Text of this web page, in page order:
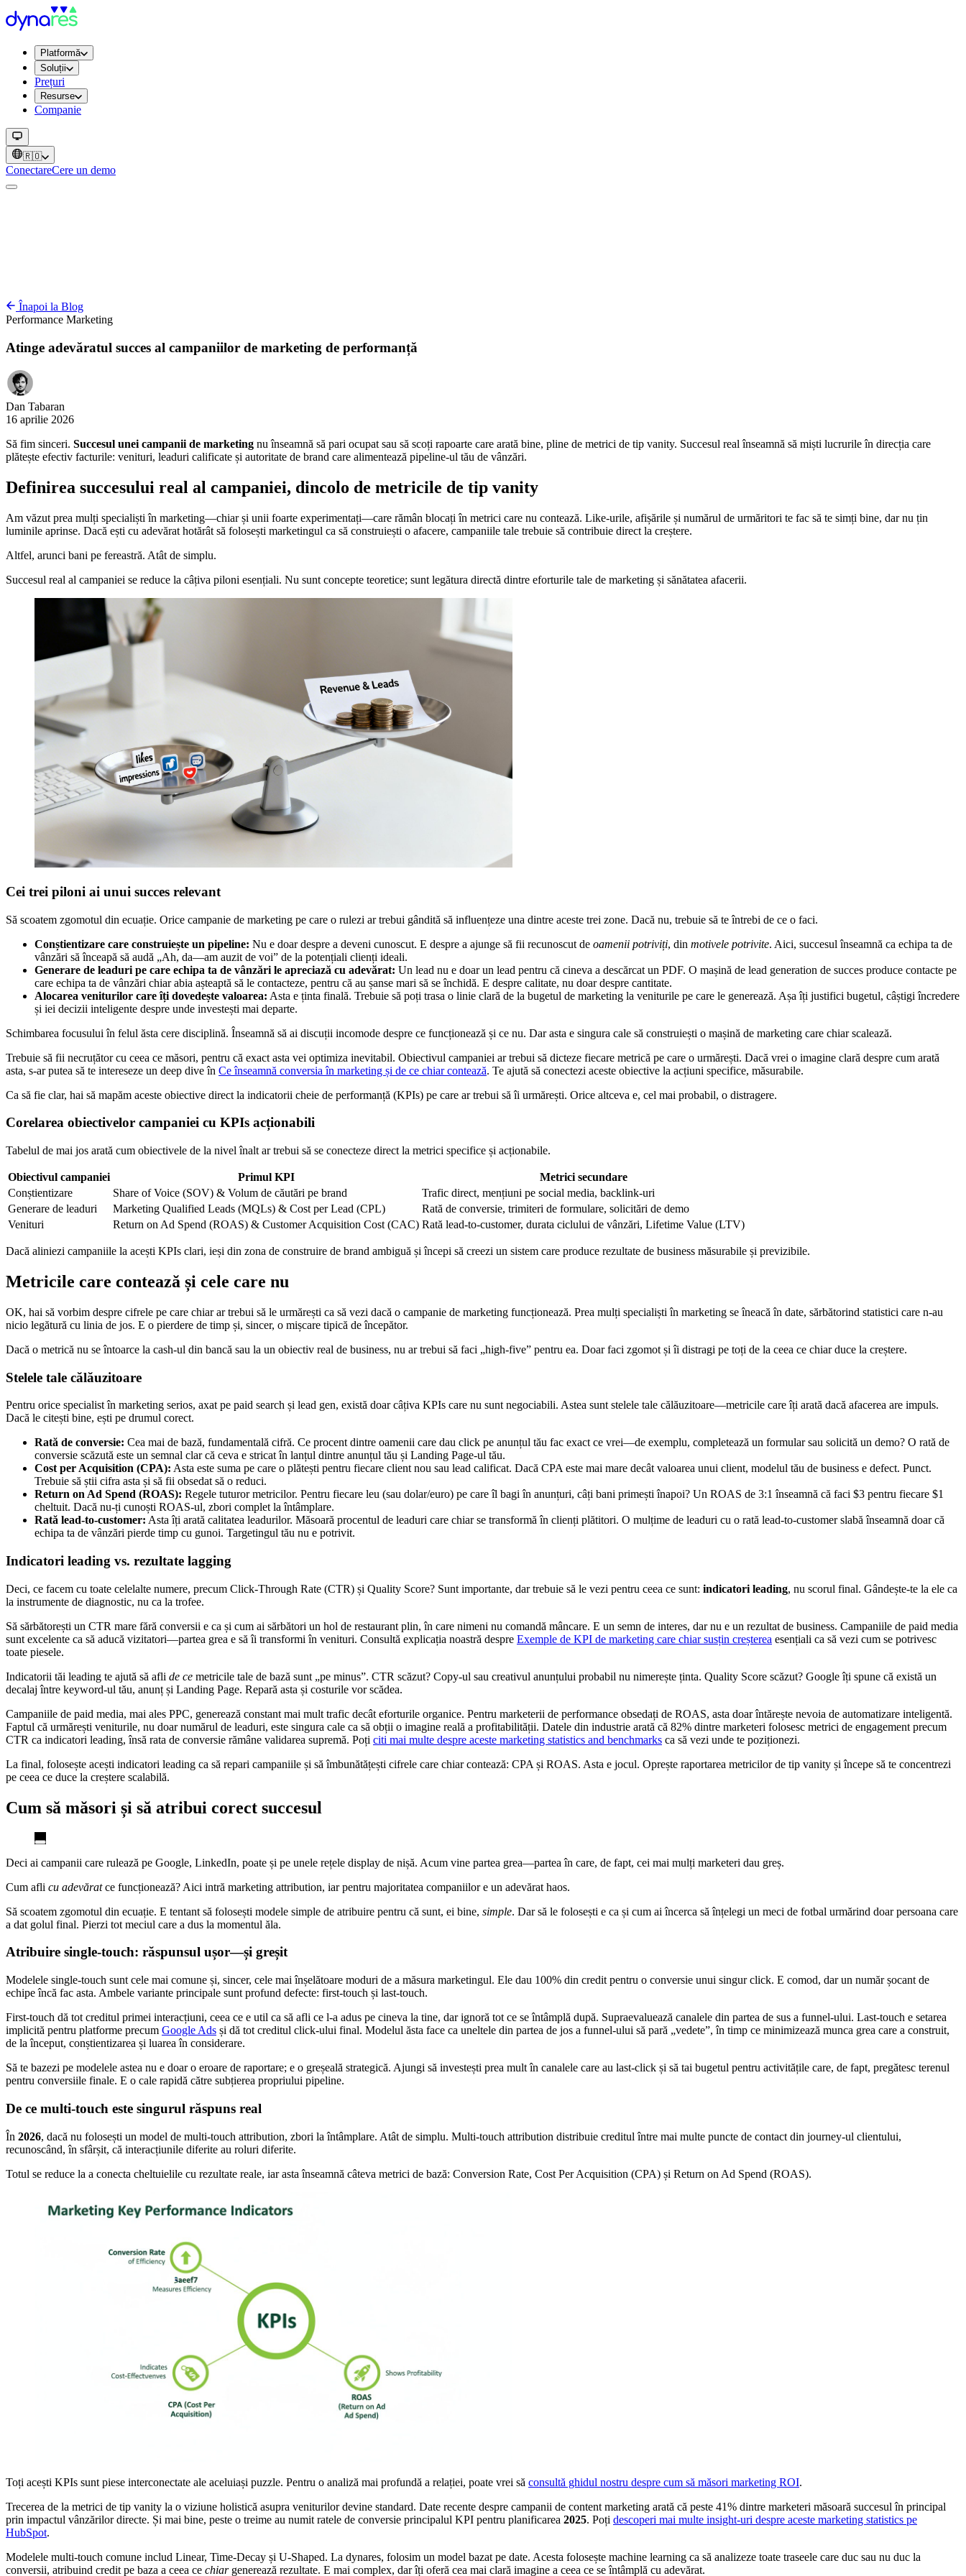
Platformă
Soluții
Prețuri
Resurse
Companie
🇷🇴
ConectareCere un demo
Înapoi la Blog
Performance Marketing
Atinge adevăratul succes al campaniilor de marketing de performanță
Dan Tabaran
16 aprilie 2026
Să fim sinceri. Succesul unei campanii de marketing nu înseamnă să pari ocupat sau să scoți rapoarte care arată bine, pline de metrici de tip vanity. Succesul real înseamnă să miști lucrurile în direcția care
plătește efectiv facturile: venituri, leaduri calificate și autoritate de brand care alimentează pipeline-ul tău de vânzări.
Definirea succesului real al campaniei, dincolo de metricile de tip vanity
Am văzut prea mulți specialiști în marketing—chiar și unii foarte experimentați—care rămân blocați în metrici care nu contează. Like-urile, afișările și numărul de urmăritori te fac să te simți bine, dar nu țin
luminile aprinse. Dacă ești cu adevărat hotărât să folosești marketingul ca să construiești o afacere, campaniile tale trebuie să contribuie direct la creștere.
Altfel, arunci bani pe fereastră. Atât de simplu.
Succesul real al campaniei se reduce la câțiva piloni esențiali. Nu sunt concepte teoretice; sunt legătura directă dintre eforturile tale de marketing și sănătatea afacerii.
Cei trei piloni ai unui succes relevant
Să scoatem zgomotul din ecuație. Orice campanie de marketing pe care o rulezi ar trebui gândită să influențeze una dintre aceste trei zone. Dacă nu, trebuie să te întrebi de ce o faci.
Conștientizare care construiește un pipeline: Nu e doar despre a deveni cunoscut. E despre a ajunge să fii recunoscut de oamenii potriviți, din motivele potrivite. Aici, succesul înseamnă ca echipa ta de
vânzări să înceapă să audă „Ah, da—am auzit de voi” de la potențiali clienți ideali.
Generare de leaduri pe care echipa ta de vânzări le apreciază cu adevărat: Un lead nu e doar un lead pentru că cineva a descărcat un PDF. O mașină de lead generation de succes produce contacte pe
care echipa ta de vânzări chiar abia așteaptă să le contacteze, pentru că au șanse mari să se închidă. E despre calitate, nu doar despre cantitate.
Alocarea veniturilor care îți dovedește valoarea: Asta e ținta finală. Trebuie să poți trasa o linie clară de la bugetul de marketing la veniturile pe care le generează. Așa îți justifici bugetul, câștigi încredere
și iei decizii inteligente despre unde investești mai departe.
Schimbarea focusului în felul ăsta cere disciplină. Înseamnă să ai discuții incomode despre ce funcționează și ce nu. Dar asta e singura cale să construiești o mașină de marketing care chiar scalează.
Trebuie să fii necruțător cu ceea ce măsori, pentru că exact asta vei optimiza inevitabil. Obiectivul campaniei ar trebui să dicteze fiecare metrică pe care o urmărești. Dacă vrei o imagine clară despre cum arată
asta, s-ar putea să te intereseze un deep dive în Ce înseamnă conversia în marketing și de ce chiar contează. Te ajută să conectezi aceste obiective la acțiuni specifice, măsurabile.
Ca să fie clar, hai să mapăm aceste obiective direct la indicatorii cheie de performanță (KPIs) pe care ar trebui să îi urmărești. Orice altceva e, cel mai probabil, o distragere.
Corelarea obiectivelor campaniei cu KPIs acționabili
Tabelul de mai jos arată cum obiectivele de la nivel înalt ar trebui să se conecteze direct la metrici specifice și acționabile.
Obiectivul campaniei Primul KPI
Metrici secundare
Conștientizare
Share of Voice (SOV) & Volum de căutări pe brand
Trafic direct, mențiuni pe social media, backlink-uri
Generare de leaduri
Marketing Qualified Leads (MQLs) & Cost per Lead (CPL)
Rată de conversie, trimiteri de formulare, solicitări de demo
Venituri
Return on Ad Spend (ROAS) & Customer Acquisition Cost (CAC) Rată lead-to-customer, durata ciclului de vânzări, Lifetime Value (LTV)
Dacă aliniezi campaniile la acești KPIs clari, ieși din zona de construire de brand ambiguă și începi să creezi un sistem care produce rezultate de business măsurabile și previzibile.
Metricile care contează și cele care nu
OK, hai să vorbim despre cifrele pe care chiar ar trebui să le urmărești ca să vezi dacă o campanie de marketing funcționează. Prea mulți specialiști în marketing se îneacă în date, sărbătorind statistici care n-au
nicio legătură cu linia de jos. E o pierdere de timp și, sincer, o mișcare tipică de începător.
Dacă o metrică nu se întoarce la cash-ul din bancă sau la un obiectiv real de business, nu ar trebui să faci „high-five” pentru ea. Doar faci zgomot și îi distragi pe toți de la ceea ce chiar duce la creștere.
Stelele tale călăuzitoare
Pentru orice specialist în marketing serios, axat pe paid search și lead gen, există doar câțiva KPIs care nu sunt negociabili. Astea sunt stelele tale călăuzitoare—metricile care îți arată dacă afacerea are impuls.
Dacă le citești bine, ești pe drumul corect.
Rată de conversie: Cea mai de bază, fundamentală cifră. Ce procent dintre oamenii care dau click pe anunțul tău fac exact ce vrei—de exemplu, completează un formular sau solicită un demo? O rată de
conversie scăzută este un semnal clar că ceva e stricat în lanțul dintre anunțul tău și Landing Page-ul tău.
Cost per Acquisition (CPA): Asta este suma pe care o plătești pentru fiecare client nou sau lead calificat. Dacă CPA este mai mare decât valoarea unui client, modelul tău de business e defect. Punct.
Trebuie să știi cifra asta și să fii obsedat să o reduci.
Return on Ad Spend (ROAS): Regele tuturor metricilor. Pentru fiecare leu (sau dolar/euro) pe care îl bagi în anunțuri, câți bani primești înapoi? Un ROAS de 3:1 înseamnă că faci $3 pentru fiecare $1
cheltuit. Dacă nu-ți cunoști ROAS-ul, zbori complet la întâmplare.
Rată lead-to-customer: Asta îți arată calitatea leadurilor. Măsoară procentul de leaduri care chiar se transformă în clienți plătitori. O mulțime de leaduri cu o rată lead-to-customer slabă înseamnă doar că
echipa ta de vânzări pierde timp cu gunoi. Targetingul tău nu e potrivit.
Indicatori leading vs. rezultate lagging
Deci, ce facem cu toate celelalte numere, precum Click-Through Rate (CTR) și Quality Score? Sunt importante, dar trebuie să le vezi pentru ceea ce sunt: indicatori leading, nu scorul final. Gândește-te la ele ca
la instrumente de diagnostic, nu ca la trofee.
Să sărbătorești un CTR mare fără conversii e ca și cum ai sărbători un hol de restaurant plin, în care nimeni nu comandă mâncare. E un semn de interes, dar nu e un rezultat de business. Campaniile de paid media
sunt excelente ca să aducă vizitatori—partea grea e să îi transformi în venituri. Consultă explicația noastră despre Exemple de KPI de marketing care chiar susțin creșterea esențiali ca să vezi cum se potrivesc
toate piesele.
Indicatorii tăi leading te ajută să afli de ce metricile tale de bază sunt „pe minus”. CTR scăzut? Copy-ul sau creativul anunțului probabil nu nimerește ținta. Quality Score scăzut? Google îți spune că există un
decalaj între keyword-ul tău, anunț și Landing Page. Repară asta și costurile vor scădea.
Campaniile de paid media, mai ales PPC, generează constant mai mult trafic decât eforturile organice. Pentru marketerii de performance obsedați de ROAS, asta doar întărește nevoia de automatizare inteligentă.
Faptul că urmărești veniturile, nu doar numărul de leaduri, este singura cale ca să obții o imagine reală a profitabilității. Datele din industrie arată că 82% dintre marketeri folosesc metrici de engagement precum
CTR ca indicatori leading, însă rata de conversie rămâne validarea supremă. Poți citi mai multe despre aceste marketing statistics and benchmarks ca să vezi unde te poziționezi.
La final, folosește acești indicatori leading ca să repari campaniile și să îmbunătățești cifrele care chiar contează: CPA și ROAS. Asta e jocul. Oprește raportarea metricilor de tip vanity și începe să te concentrezi
pe ceea ce duce la creștere scalabilă.
Cum să măsori și să atribui corect succesul
Deci ai campanii care rulează pe Google, LinkedIn, poate și pe unele rețele display de nișă. Acum vine partea grea—partea în care, de fapt, cei mai mulți marketeri dau greș.
Cum afli cu adevăratce funcționează? Aici intră marketing attribution, iar pentru majoritatea companiilor e un adevărat haos.
Să scoatem zgomotul din ecuație. E tentant să folosești modele simple de atribuire pentru că sunt, ei bine, simple. Dar să le folosești e ca și cum ai încerca să înțelegi un meci de fotbal urmărind doar persoana care
a dat golul final. Pierzi tot meciul care a dus la momentul ăla.
Atribuire single-touch: răspunsul ușor—și greșit
Modelele single-touch sunt cele mai comune și, sincer, cele mai înșelătoare moduri de a măsura marketingul. Ele dau 100% din credit pentru o conversie unui singur click. E comod, dar un număr șocant de
echipe încă fac asta. Ambele variante principale sunt profund defecte: first-touch și last-touch.
First-touch dă tot creditul primei interacțiuni, ceea ce e util ca să afli ce l-a adus pe cineva la tine, dar ignoră tot ce se întâmplă după. Supraevaluează canalele din partea de sus a funnel-ului. Last-touch e setarea
implicită pentru platforme precum Google Ads și dă tot creditul click-ului final. Modelul ăsta face ca uneltele din partea de jos a funnel-ului să pară „vedete”, în timp ce minimizează munca grea care a construit,
de la început, conștientizarea și luarea în considerare.
Să te bazezi pe modelele astea nu e doar o eroare de raportare; e o greșeală strategică. Ajungi să investești prea mult în canalele care au last-click și să tai bugetul pentru activitățile care, de fapt, pregătesc terenul
pentru conversiile finale. E o cale rapidă către subțierea propriului pipeline.
De ce multi-touch este singurul răspuns real
În 2026, dacă nu folosești un model de multi-touch attribution, zbori la întâmplare. Atât de simplu. Multi-touch attribution distribuie creditul între mai multe puncte de contact din journey-ul clientului,
recunoscând, în sfârșit, că interacțiunile diferite au roluri diferite.
Totul se reduce la a conecta cheltuielile cu rezultate reale, iar asta înseamnă câteva metrici de bază: Conversion Rate, Cost Per Acquisition (CPA) și Return on Ad Spend (ROAS).
Toți acești KPIs sunt piese interconectate ale aceluiași puzzle. Pentru o analiză mai profundă a relației, poate vrei să consultă ghidul nostru despre cum să măsori marketing ROI.
Trecerea de la metrici de tip vanity la o viziune holistică asupra veniturilor devine standard. Date recente despre campanii de content marketing arată că peste 41% dintre marketeri măsoară succesul în principal
prin impactul vânzărilor directe. Și mai bine, peste o treime au numit ratele de conversie principalul KPI pentru planificarea 2025. Poți descoperi mai multe insight-uri despre aceste marketing statistics pe
HubSpot.
Modelele multi-touch comune includ Linear, Time-Decay și U-Shaped. La dynares, folosim un model bazat pe date. Acesta folosește machine learning ca să analizeze toate traseele care duc sau nu duc la
conversii, atribuind credit pe baza a ceea ce chiargenerează rezultate. E mai complex, dar îți oferă cea mai clară imagine a ceea ce se întâmplă cu adevărat.